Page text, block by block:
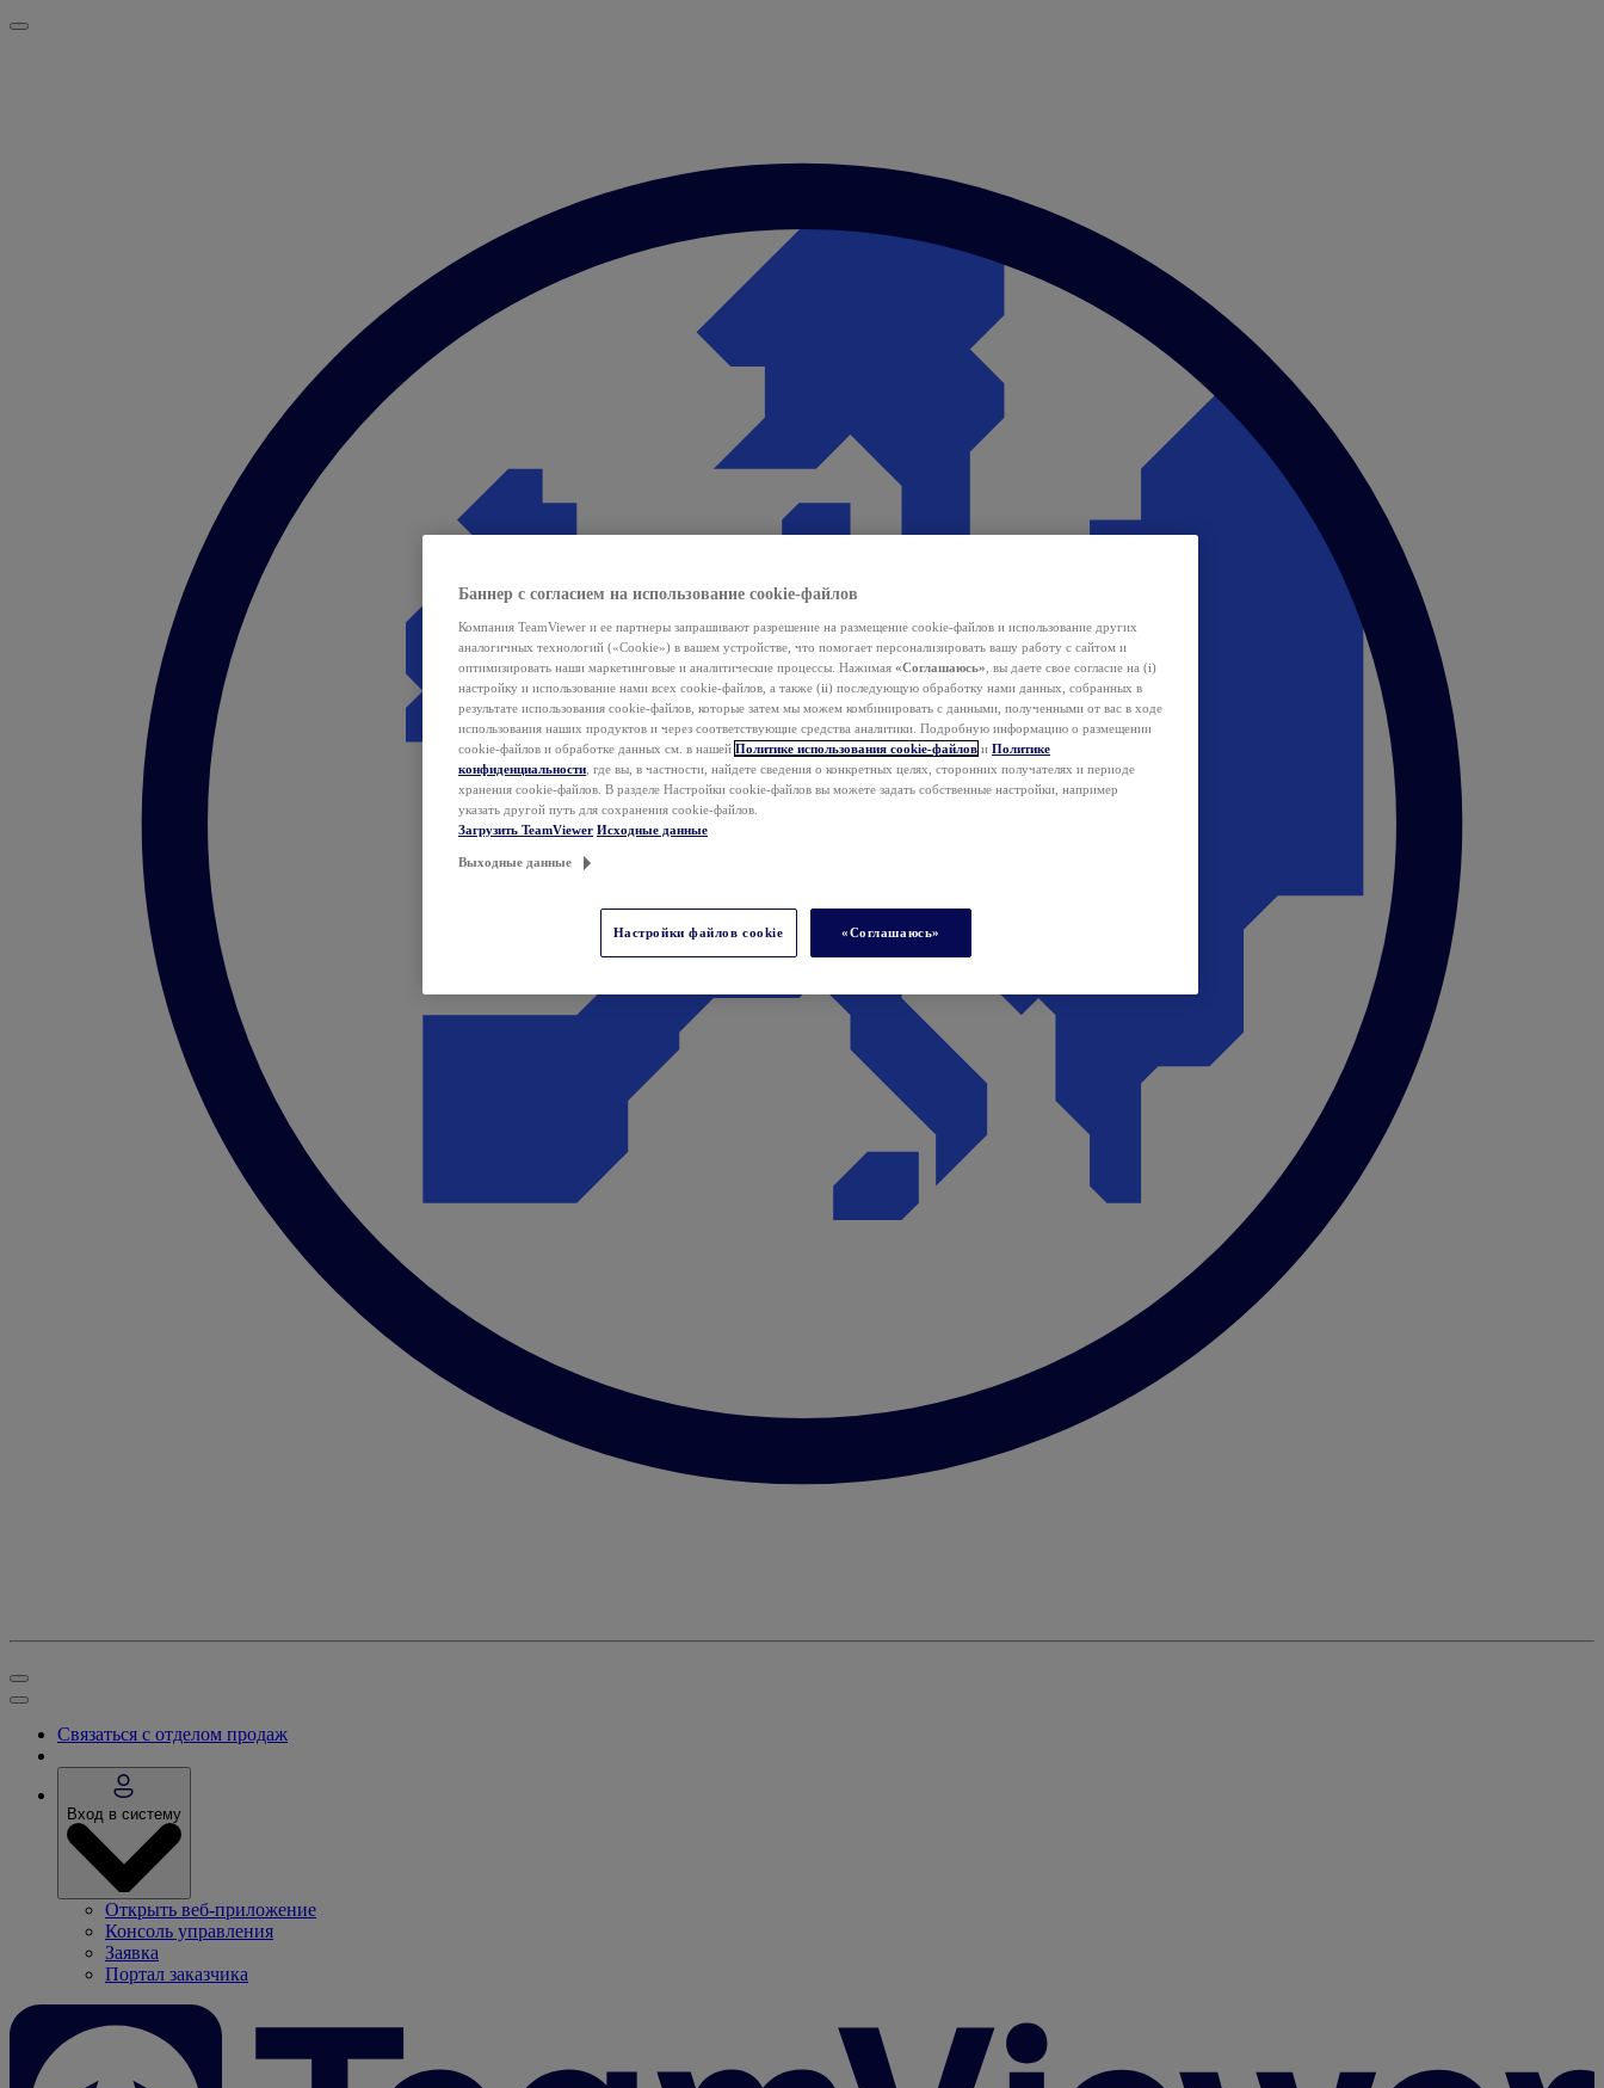
Связаться с отделом продаж
Вход в систему
Открыть веб-приложение
Консоль управления
Заявка
Портал заказчика
Баннер с согласием на использование cookie-файлов
Компания TeamViewer и ее партнеры запрашивают разрешение на размещение cookie-файлов и использование других
аналогичных технологий («Cookie») в вашем устройстве, что помогает персонализировать вашу работу с сайтом и
оптимизировать наши маркетинговые и аналитические процессы. Нажимая «Соглашаюсь» , вы даете свое согласие на (i)
настройку и использование нами всех cookie-файлов, а также (ii) последующую обработку нами данных, собранных в
результате использования cookie-файлов, которые затем мы можем комбинировать с данными, полученными от вас в ходе
использования наших продуктов и через соответствующие средства аналитики. Подробную информацию о размещении
cookie-файлов и обработке данных см. в нашей Политике использования cookie-файлов и Политике
конфиденциальности , где вы, в частности, найдете сведения о конкретных целях, сторонних получателях и периоде
хранения cookie-файлов. В разделе Настройки cookie-файлов вы можете задать собственные настройки, например
указать другой путь для сохранения cookie-файлов.
Загрузить TeamViewer Исходные данные
Выходные данные
Настройки файлов cookie «Соглашаюсь»